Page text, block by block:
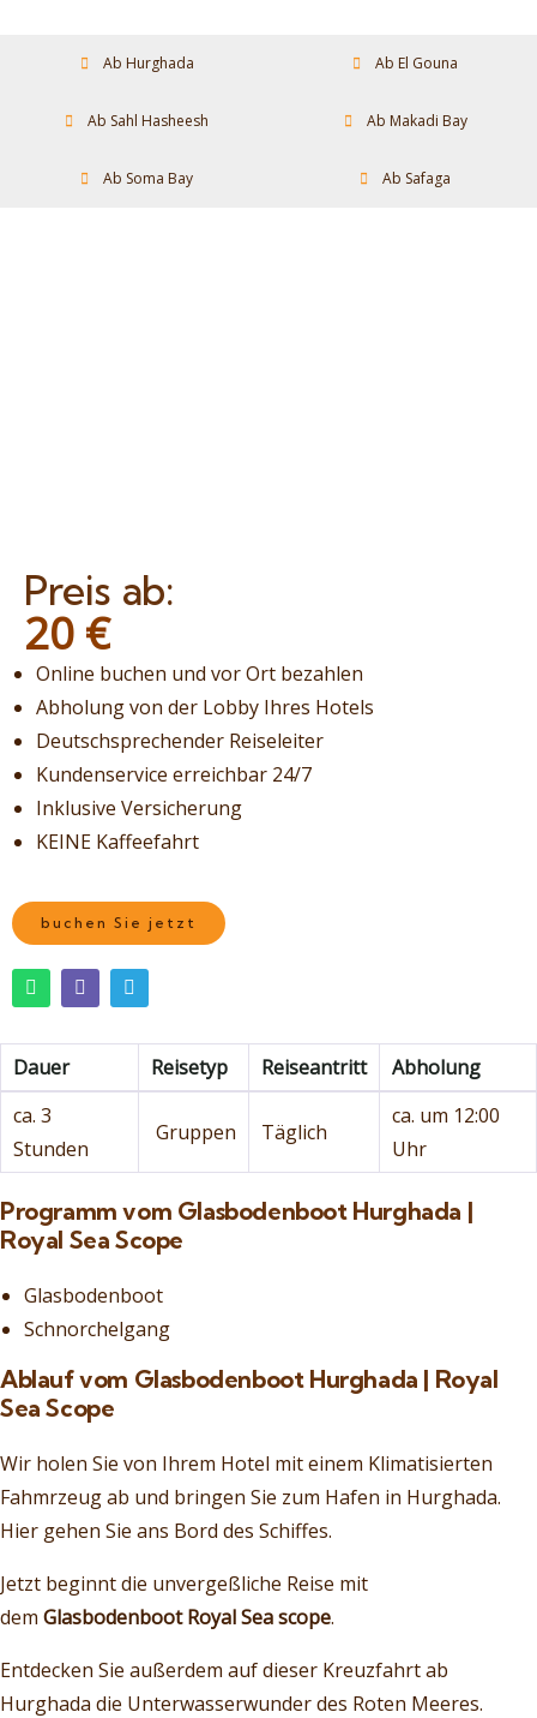
Ab Hurghada Ab El Gouna
Ab Sahl Hasheesh Ab Makadi Bay
Ab Soma Bay Ab Safaga
Preis ab:
20 €
Online buchen und vor Ort bezahlen
Abholung von der Lobby Ihres Hotels
Deutschsprechender Reiseleiter
Kundenservice erreichbar 24/7
Inklusive Versicherung
KEINE Kaffeefahrt
buchen Sie jetzt
Dauer Reisetyp Reiseantritt
Abholung
ca. 3
Stunden
Gruppen Täglich
ca. um 12:00
Uhr
Programm vom Glasbodenboot Hurghada |
Royal Sea Scope
Glasbodenboot
Schnorchelgang
Ablauf vom Glasbodenboot Hurghada | Royal
Sea Scope
Wir holen Sie von Ihrem Hotel mit einem Klimatisierten
Fahmrzeug ab und bringen Sie zum Hafen in Hurghada.
Hier gehen Sie ans Bord des Schiffes.
Jetzt beginnt die unvergeßliche Reise mit
dem Glasbodenboot Royal Sea scope.
Entdecken Sie außerdem auf dieser Kreuzfahrt ab
Hurghada die Unterwasserwunder des Roten Meeres.